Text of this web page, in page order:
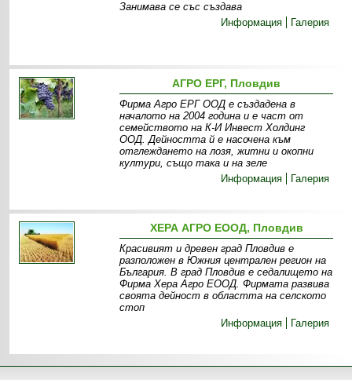
Занимава се със създава
Информация
Галерия
АГРО ЕРГ, Пловдив
Фирма Агро ЕРГ ООД е създадена в
началото на 2004 година и е част от
семейството на К-И Инвест Холдинг
ООД. Дейността й е насочена към
отглеждането на лозя, житни и окопни
култури, също така и на зеле
Информация
Галерия
ХЕРА АГРО ЕООД, Пловдив
Красивият и древен град Пловдив е
разположен в Южния централен регион на
България. В град Пловдив е седалището на
Фирма Хера Агро ЕООД. Фирмата развива
своята дейност в областта на селското
стоп
Информация
Галерия